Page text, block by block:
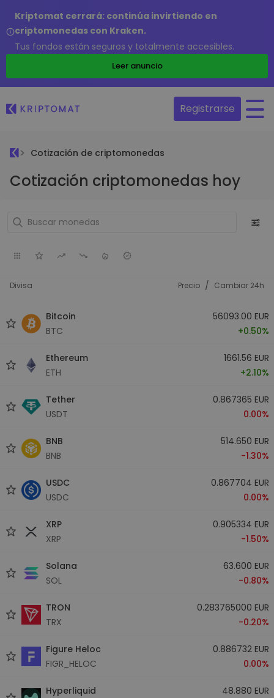
Kriptomat cerrará: continúa invirtiendo en
criptomonedas con Kraken.
Tus fondos están seguros y totalmente accesibles.
Leer anuncio
Registrarse
Cotización de criptomonedas
Cotización criptomonedas hoy
Divisa Precio / Cambiar 24h
Bitcoin
BTC
56093.00 EUR
+0.50%
Ethereum
ETH
1661.56 EUR
+2.10%
Tether
USDT
0.867365 EUR
0.00%
BNB
BNB
514.650 EUR
-1.30%
USDC
USDC
0.867704 EUR
0.00%
XRP
XRP
0.905334 EUR
-1.50%
Solana
SOL
63.600 EUR
-0.80%
TRON
TRX
0.283765000 EUR
-0.20%
Figure Heloc
FIGR_HELOC
0.886732 EUR
0.00%
Hyperliquid
48.880 EUR